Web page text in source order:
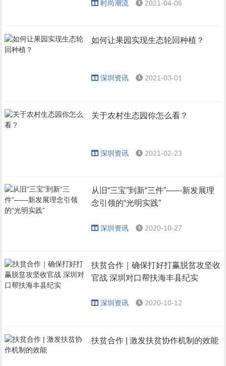
时尚潮流 2021-04-06
如何让果园实现生态轮回种植？
深圳资讯 2021-03-01
关于农村生态园你怎么看？
深圳资讯 2021-02-23
从旧“三宝”到新“三件”——新发展理
念引领的“光明实践”
深圳资讯 2020-10-27
扶贫合作｜确保打好打赢脱贫攻坚收
官战 深圳对口帮扶海丰县纪实
深圳资讯 2020-10-12
扶贫合作 | 激发扶贫协作机制的效能